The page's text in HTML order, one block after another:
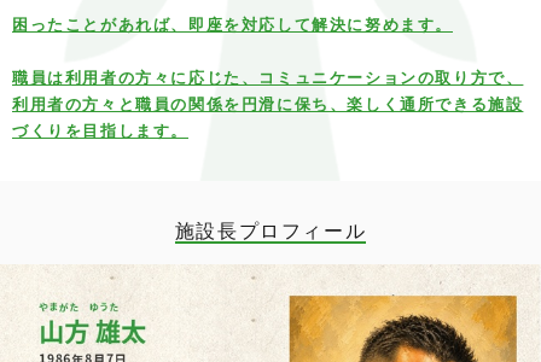
困ったことがあれば、即座を対応して解決に努めます。
職員は利用者の方々に応じた、コミュニケーションの取り方で、
利用者の方々と職員の関係を円滑に保ち、楽しく通所できる施設
づくりを目指します。
施設長プロフィール